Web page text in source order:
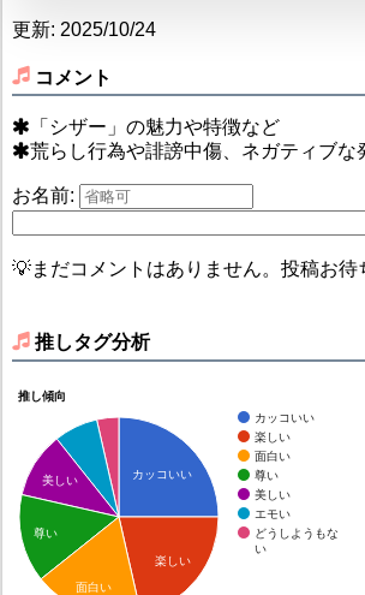
更新: 2025/10/24
コメント
「シザー」の魅力や特徴など
荒らし行為や誹謗中傷、ネガティブな
お名前:
💡まだコメントはありません。投稿お待
推しタグ分析
推し傾向
カッコいい
楽しい
面白い
尊い
美しい
エモい
どうしようもな
い
カッコいい
楽しい
美しい
尊い
面白い